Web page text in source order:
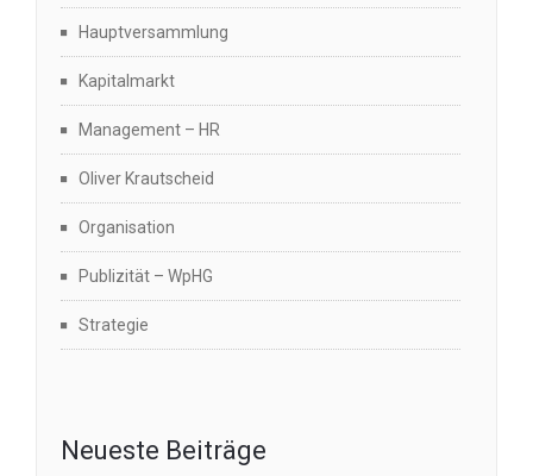
Hauptversammlung
Kapitalmarkt
Management – HR
Oliver Krautscheid
Organisation
Publizität – WpHG
Strategie
Neueste Beiträge